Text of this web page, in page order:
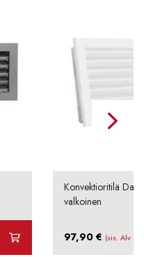
Konvektioritilä
valkoinen
97,90 € (sis. Alv